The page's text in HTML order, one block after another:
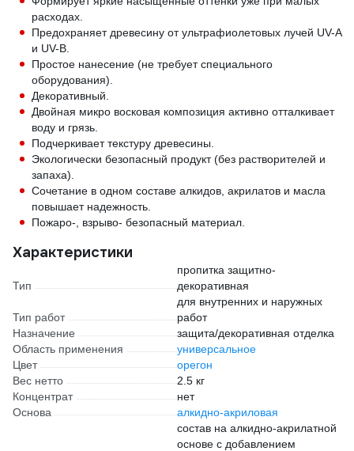
расходах.
Предохраняет древесину от ультрафиолетовых лучей UV-A
и UV-B.
Простое нанесение (не требует специального
оборудования).
Декоративный.
Двойная микро восковая композиция активно отталкивает
воду и грязь.
Подчеркивает текстуру древесины.
Экологически безопасный продукт (без растворителей и
запаха).
Сочетание в одном составе алкидов, акрилатов и масла
повышает надежность.
Пожаро-, взрыво- безопасный материал.
Характеристики
Тип
пропитка защитно-
декоративная
Тип работ
для внутренних и наружных
работ
Назначение
защита/декоративная отделка
Область применения
универсальное
Цвет
орегон
Вес нетто
2.5 кг
Концентрат
нет
Основа
алкидно-акриловая
состав на алкидно-акрилатной
основе с добавлением